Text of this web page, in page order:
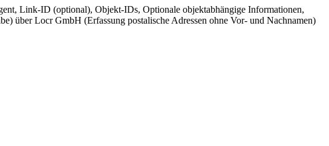
Link-ID (optional), Objekt-IDs, Optionale objektabhängige Informationen,
über Locr GmbH (Erfassung postalische Adressen ohne Vor- und Nachnamen)